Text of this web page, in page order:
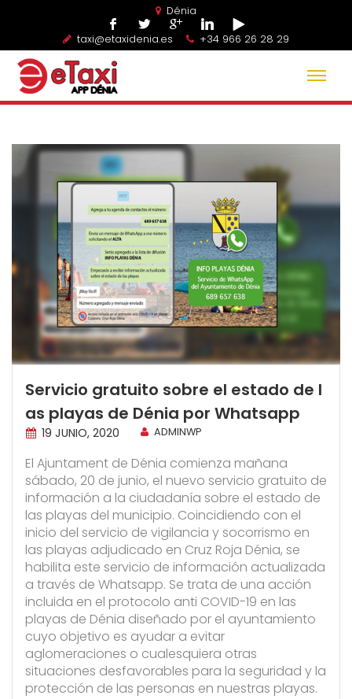
Dénia
taxi@etaxidenia.es +34 966 26 28 29
Servicio gratuito sobre el estado de l
as playas de Dénia por Whatsapp
19 JUNIO, 2020 ADMINWP
El Ajuntament de Dénia comienza mañana
sábado, 20 de junio, el nuevo servicio gratuito de
información a la ciudadanía sobre el estado de
las playas del municipio. Coincidiendo con el
inicio del servicio de vigilancia y socorrismo en
las playas adjudicado en Cruz Roja Dénia, se
habilita este servicio de información actualizada
a través de Whatsapp. Se trata de una acción
incluida en el protocolo anti COVID-19 en las
playas de Dénia diseñado por el ayuntamiento
cuyo objetivo es ayudar a evitar
aglomeraciones o cualesquiera otras
situaciones desfavorables para la seguridad y la
protección de las personas en nuestras playas.